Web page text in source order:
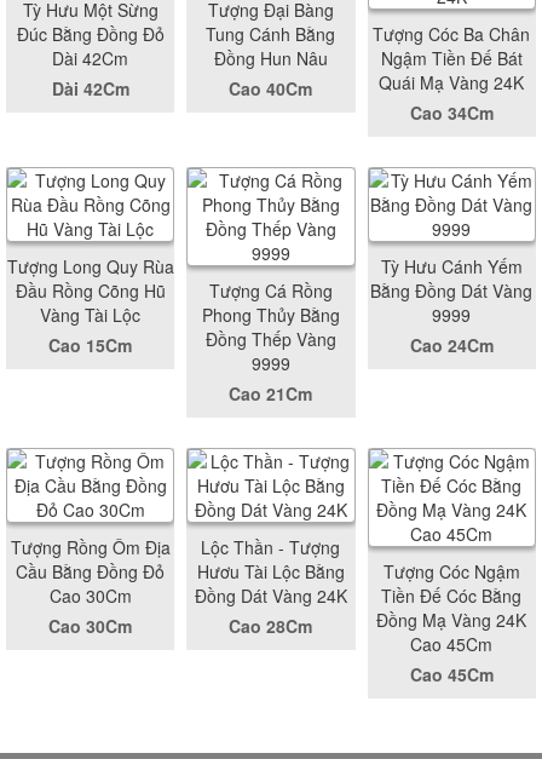
Tỳ Hưu Một Sừng
Đúc Bằng Đồng Đỏ
Dài 42Cm
Dài 42Cm
Tượng Đại Bàng
Tung Cánh Bằng
Đồng Hun Nâu
Cao 40Cm
Tượng Cóc Ba Chân
Ngậm Tiền Đế Bát
Quái Mạ Vàng 24K
Cao 34Cm
Tượng Long Quy Rùa
Đầu Rồng Cõng Hũ
Vàng Tài Lộc
Cao 15Cm
Tượng Cá Rồng
Phong Thủy Bằng
Đồng Thếp Vàng
9999
Cao 21Cm
Tỳ Hưu Cánh Yếm
Bằng Đồng Dát Vàng
9999
Cao 24Cm
Tượng Rồng Ôm Địa
Cầu Bằng Đồng Đỏ
Cao 30Cm
Cao 30Cm
Lộc Thần - Tượng
Hươu Tài Lộc Bằng
Đồng Dát Vàng 24K
Cao 28Cm
Tượng Cóc Ngậm
Tiền Đế Cóc Bằng
Đồng Mạ Vàng 24K
Cao 45Cm
Cao 45Cm